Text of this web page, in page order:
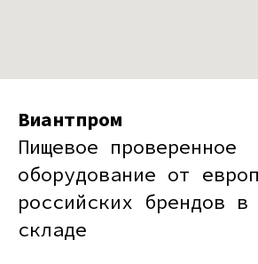
Виантпром
Пищевое проверенное
оборудование от
российских брендов
складе